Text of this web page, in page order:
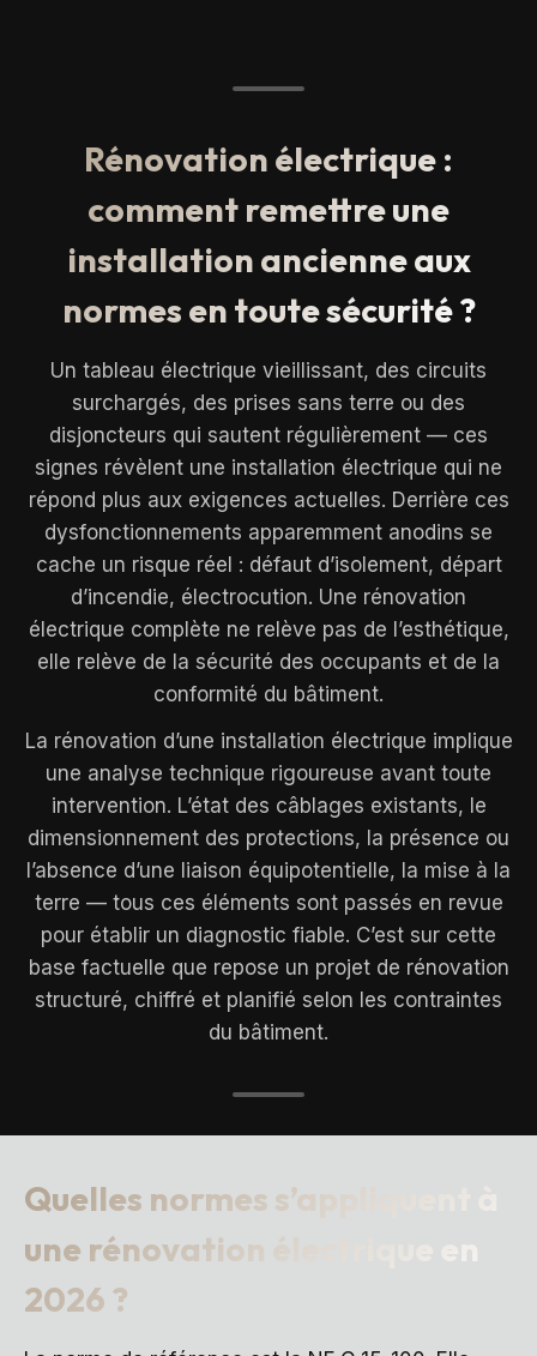
Rénovation électrique :
comment remettre une
installation ancienne aux
normes en toute sécurité ?
Un tableau électrique vieillissant, des circuits
surchargés, des prises sans terre ou des
disjoncteurs qui sautent régulièrement — ces
signes révèlent une installation électrique qui ne
répond plus aux exigences actuelles. Derrière ces
dysfonctionnements apparemment anodins se
cache un risque réel : défaut d’isolement, départ
d’incendie, électrocution. Une rénovation
électrique complète ne relève pas de l’esthétique,
elle relève de la sécurité des occupants et de la
conformité du bâtiment.
La rénovation d’une installation électrique implique
une analyse technique rigoureuse avant toute
intervention. L’état des câblages existants, le
dimensionnement des protections, la présence ou
l’absence d’une liaison équipotentielle, la mise à la
terre — tous ces éléments sont passés en revue
pour établir un diagnostic fiable. C’est sur cette
base factuelle que repose un projet de rénovation
structuré, chiffré et planifié selon les contraintes
du bâtiment.
Quelles normes s’appliquent à
une rénovation électrique en
2026 ?